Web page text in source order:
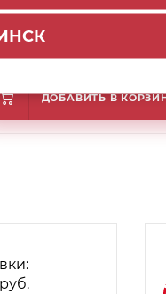
18мм), белый глянец
ДОБАВИТЬ В